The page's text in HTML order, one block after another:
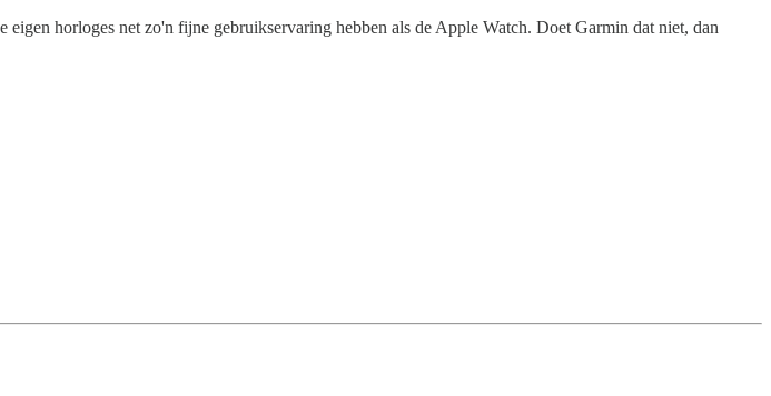
horloges net zo'n fijne gebruikservaring hebben als de Apple Watch. Doet Garmin dat niet, dan